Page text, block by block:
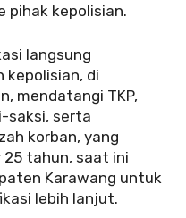
pihak kepolisian.
langsung
kepolisian, di
mendatangi TKP,
saksi, serta
korban, yang
tahun, saat ini
Karawang untuk
lebih lanjut.